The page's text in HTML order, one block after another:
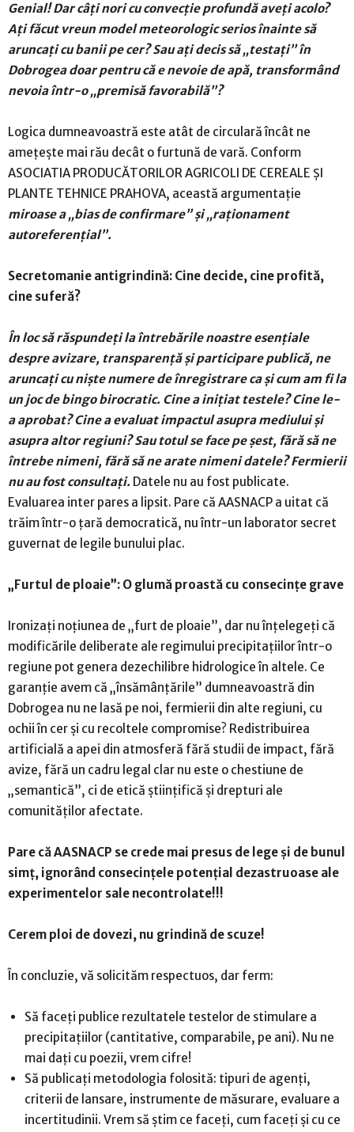
Genial! Dar câți nori cu convecție profundă aveți acolo?
Ați făcut vreun model meteorologic serios înainte să
aruncați cu banii pe cer? Sau ați decis să „testați” în
Dobrogea doar pentru că e nevoie de apă, transformând
nevoia într-o „premisă favorabilă”?
Logica dumneavoastră este atât de circulară încât ne
amețește mai rău decât o furtună de vară. Conform
ASOCIATIA PRODUCĂTORILOR AGRICOLI DE CEREALE ȘI
PLANTE TEHNICE PRAHOVA, această argumentație
miroase a „bias de confirmare” și „raționament
autoreferențial”.
Secretomanie antigrindină: Cine decide, cine profită,
cine suferă?
În loc să răspundeți la întrebările noastre esențiale
despre avizare, transparență și participare publică, ne
aruncați cu niște numere de înregistrare ca și cum am fi la
un joc de bingo birocratic. Cine a inițiat testele? Cine le-
a aprobat? Cine a evaluat impactul asupra mediului și
asupra altor regiuni? Sau totul se face pe șest, fără să ne
întrebe nimeni, fără să ne arate nimeni datele? Fermierii
nu au fost consultați. Datele nu au fost publicate.
Evaluarea inter pares a lipsit. Pare că AASNACP a uitat că
trăim într-o țară democratică, nu într-un laborator secret
guvernat de legile bunului plac.
„Furtul de ploaie”: O glumă proastă cu consecințe grave
Ironizați noțiunea de „furt de ploaie”, dar nu înțelegeți că
modificările deliberate ale regimului precipitațiilor într-o
regiune pot genera dezechilibre hidrologice în altele. Ce
garanție avem că „însămânțările” dumneavoastră din
Dobrogea nu ne lasă pe noi, fermierii din alte regiuni, cu
ochii în cer și cu recoltele compromise? Redistribuirea
artificială a apei din atmosferă fără studii de impact, fără
avize, fără un cadru legal clar nu este o chestiune de
„semantică”, ci de etică științifică și drepturi ale
comunităților afectate.
Pare că AASNACP se crede mai presus de lege și de bunul
simț, ignorând consecințele potențial dezastruoase ale
experimentelor sale necontrolate!!!
Cerem ploi de dovezi, nu grindină de scuze!
În concluzie, vă solicităm respectuos, dar ferm:
Să faceți publice rezultatele testelor de stimulare a
precipitațiilor (cantitative, comparabile, pe ani). Nu ne
mai dați cu poezii, vrem cifre!
Să publicați metodologia folosită: tipuri de agenți,
criterii de lansare, instrumente de măsurare, evaluare a
incertitudinii. Vrem să știm ce faceți, cum faceți și cu ce